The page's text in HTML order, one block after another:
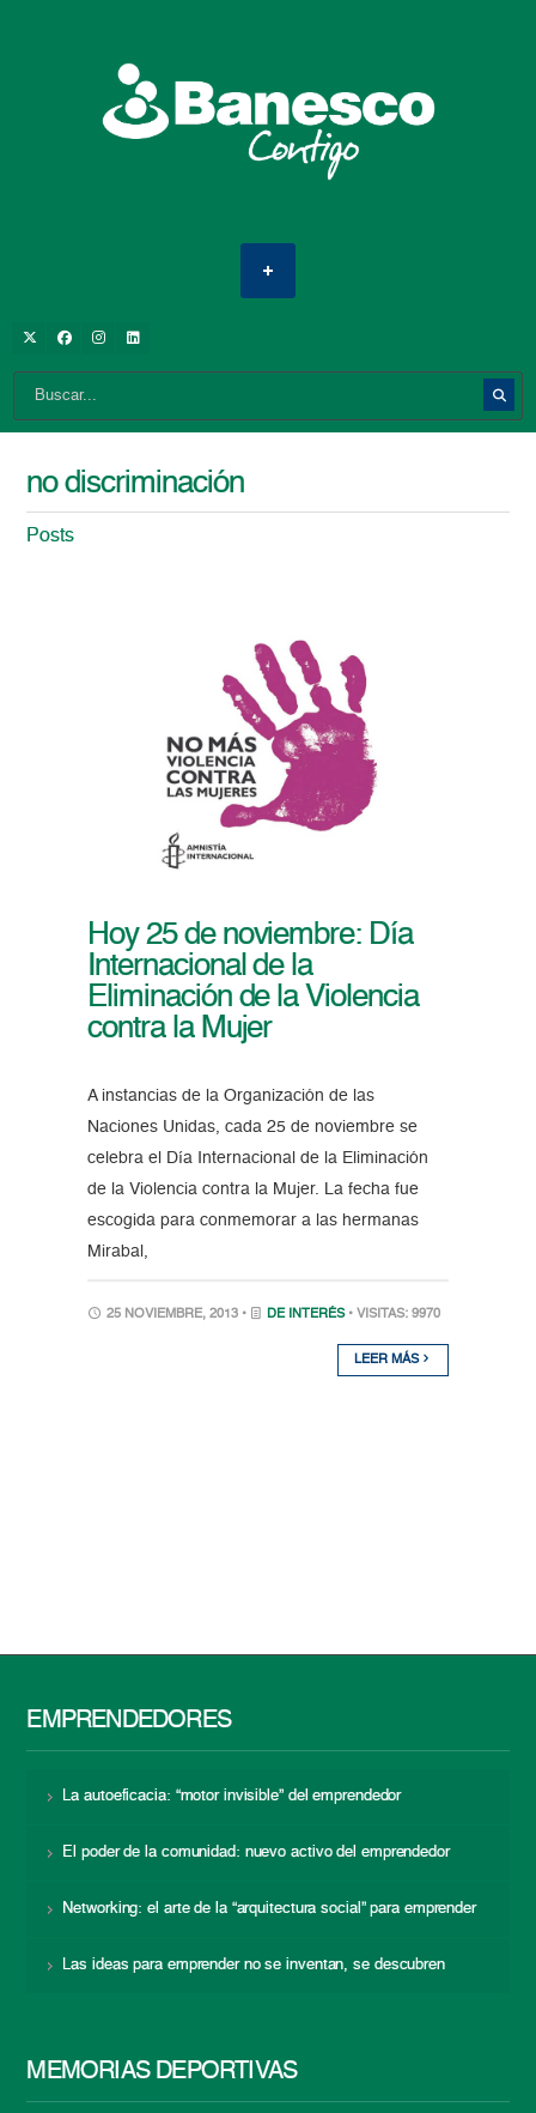
no discriminación
Posts
Hoy 25 de noviembre: Día
Internacional de la
Eliminación de la Violencia
contra la Mujer
A instancias de la Organización de las
Naciones Unidas, cada 25 de noviembre se
celebra el Día Internacional de la Eliminación
de la Violencia contra la Mujer. La fecha fue
escogida para conmemorar a las hermanas
Mirabal,
25 NOVIEMBRE, 2013 • DE INTERÉS • VISITAS: 9970
LEER MÁS
EMPRENDEDORES
La autoeficacia: “motor invisible” del emprendedor
El poder de la comunidad: nuevo activo del emprendedor
Networking: el arte de la “arquitectura social” para emprender
Las ideas para emprender no se inventan, se descubren
MEMORIAS DEPORTIVAS